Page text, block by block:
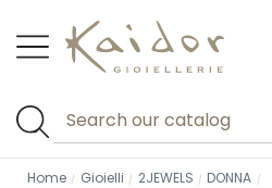
Home Gioielli 2JEWELS DONNA